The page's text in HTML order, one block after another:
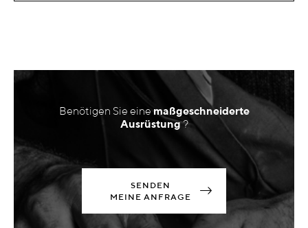
Benötigen Sie einemaßgeschneiderte
Ausrüstung?
SENDEN
MEINE ANFRAGE